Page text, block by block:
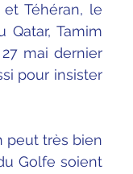
Téhéran, le
Qatar, Tamim
mai dernier
pour insister
peut très bien
Golfe soient